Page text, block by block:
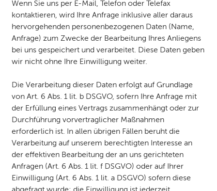
Wenn Sie uns per E-Mail, Telefon oder Telefax
kontaktieren, wird Ihre Anfrage inklusive aller daraus
hervorgehenden personenbezogenen Daten (Name,
Anfrage) zum Zwecke der Bearbeitung Ihres Anliegens
bei uns gespeichert und verarbeitet. Diese Daten geben
wir nicht ohne Ihre Einwilligung weiter.
Die Verarbeitung dieser Daten erfolgt auf Grundlage
von Art. 6 Abs. 1 lit. b DSGVO, sofern Ihre Anfrage mit
der Erfüllung eines Vertrags zusammenhängt oder zur
Durchführung vorvertraglicher Maßnahmen
erforderlich ist. In allen übrigen Fällen beruht die
Verarbeitung auf unserem berechtigten Interesse an
der effektiven Bearbeitung der an uns gerichteten
Anfragen (Art. 6 Abs. 1 lit. f DSGVO) oder auf Ihrer
Einwilligung (Art. 6 Abs. 1 lit. a DSGVO) sofern diese